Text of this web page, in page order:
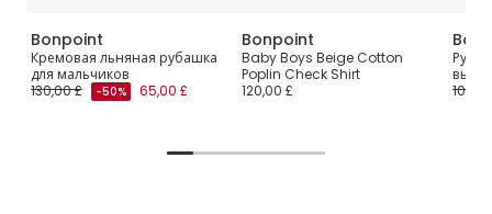
Bonpoint
Кремовая льняная рубашка
для мальчиков
130,00 £
-50% 65,00 £
Bonpoint
Baby Boys Beige Cotton
Poplin Check Shirt
120,00 £